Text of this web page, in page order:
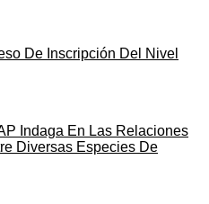
De Inscripción Del Nivel
Indaga En Las Relaciones
Diversas Especies De